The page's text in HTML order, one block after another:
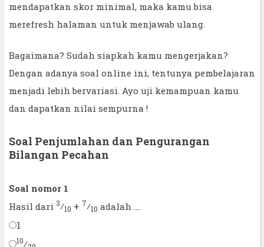
mendapatkan skor minimal, maka kamu bisa
merefresh halaman untuk menjawab ulang.
Bagaimana? Sudah siapkah kamu mengerjakan?
Dengan adanya soal online ini, tentunya pembelajaran
menjadi lebih bervariasi. Ayo uji kemampuan kamu
dan dapatkan nilai sempurna !
Soal Penjumlahan dan Pengurangan
Bilangan Pecahan
Soal nomor 1
Hasil dari 3⁄10 + 7⁄10 adalah ....
1
10⁄